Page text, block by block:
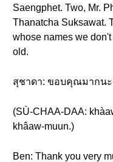
Saengphet. Two, Mr.
Thanatcha Suksawat.
whose names we
old.
สุชาดา: ขอบคุณมากน
(SÙ-CHAA-DAA:
khâaw-muun.)
Ben: Thank you very